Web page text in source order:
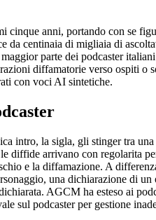
anni, portando con se
centinaia di migliaia di
parte dei podcaster
diffamatorie verso ospiti o
con voci AI sintetiche.
intro, la sigla, gli stinger tra
arrivano con regolarita
e la diffamazione. A
una dichiarazione di
AGCM ha esteso ai
sul podcaster per gestione